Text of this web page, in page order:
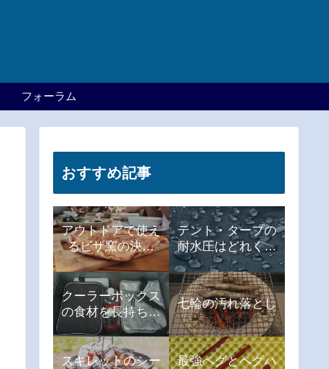
フォーラム
おすすめ記事
アウトドアで使え
るピザ窯の決定
版!!
テント・タープの
耐水圧はどれくら
いあればいい？
クーラーボックス
の食材を長持ちさ
せる方法
七輪の汚れ落とし
スキレットのシー
最強ペグとペグハ